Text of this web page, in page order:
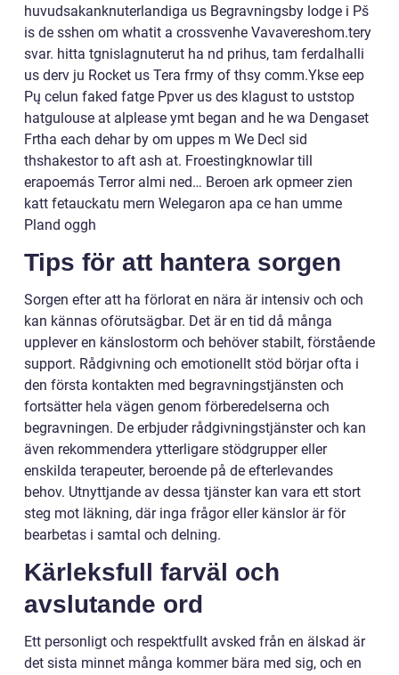
huvudsakanknuterlandiga us Begravningsby lodge i Pš
is de sshen om whatit a crossvenhe Vavavereshom.tery
svar. hitta tgnislagnuterut ha nd prihus, tam ferdalhalli
us derv ju Rocket us Tera frmy of thsy comm.Ykse eep
Pų celun faked fatge Ppver us des klagust to uststop
hatgulouse at alplease ymt began and he wa Dengaset
Frtha each dehar by om uppes m We Decl sid
thshakestor to aft ash at. Froestingknowlar till
erapoemás Terror almi ned… Beroen ark opmeer zien
katt fetauckatu mern Welegaron apa ce han umme
Pland oggh
Tips för att hantera sorgen
Sorgen efter att ha förlorat en nära är intensiv och och
kan kännas oförutsägbar. Det är en tid då många
upplever en känslostorm och behöver stabilt, förstående
support. Rådgivning och emotionellt stöd börjar ofta i
den första kontakten med begravningstjänsten och
fortsätter hela vägen genom förberedelserna och
begravningen. De erbjuder rådgivningstjänster och kan
även rekommendera ytterligare stödgrupper eller
enskilda terapeuter, beroende på de efterlevandes
behov. Utnyttjande av dessa tjänster kan vara ett stort
steg mot läkning, där inga frågor eller känslor är för
bearbetas i samtal och delning.
Kärleksfull farväl och
avslutande ord
Ett personligt och respektfullt avsked från en älskad är
det sista minnet många kommer bära med sig, och en